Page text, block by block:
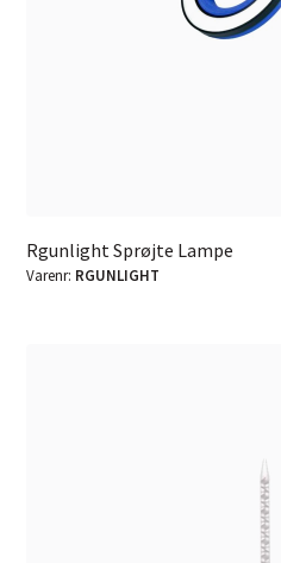
Rgunlight Sprøjte Lampe
Varenr: RGUNLIGHT